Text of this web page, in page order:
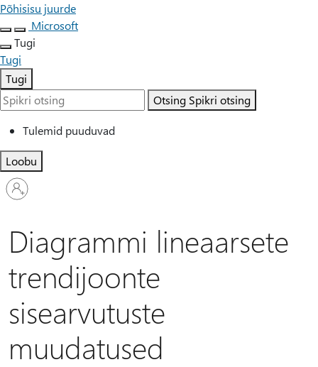
Põhisisu juurde
Microsoft
Tugi
Tugi
Tugi
Otsing Spikri otsing
Tulemid puuduvad
Loobu
Logige
sisse
Diagrammi lineaarsete
trendijoonte
sisearvutuste
muudatused